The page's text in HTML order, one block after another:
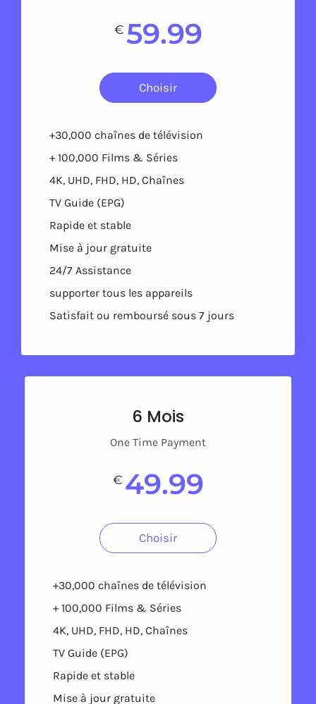
€ 59.99
+30,000 chaînes de télévision
+ 100,000 Films & Séries
4K, UHD, FHD, HD, Chaînes
TV Guide (EPG)
Rapide et stable
Mise à jour gratuite
24/7 Assistance
supporter tous les appareils
Satisfait ou remboursé sous 7 jours
Choisir
6 Mois
One Time Payment
€ 49.99
+30,000 chaînes de télévision
+ 100,000 Films & Séries
4K, UHD, FHD, HD, Chaînes
TV Guide (EPG)
Rapide et stable
Mise à jour gratuite
Choisir